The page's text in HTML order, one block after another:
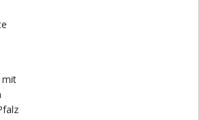
mit